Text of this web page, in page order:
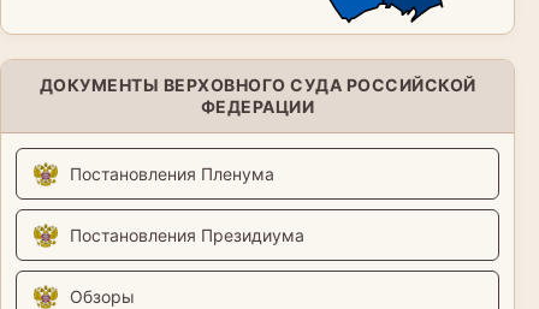
ДОКУМЕНТЫ ВЕРХОВНОГО СУДА РОССИЙСКОЙ
ФЕДЕРАЦИИ
Постановления Пленума
Постановления Президиума
Обзоры